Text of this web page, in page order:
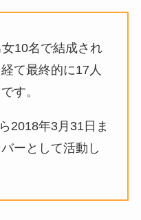
10名で結成され
て最終的に17人
す。
2018年3月31日ま
ーとして活動し